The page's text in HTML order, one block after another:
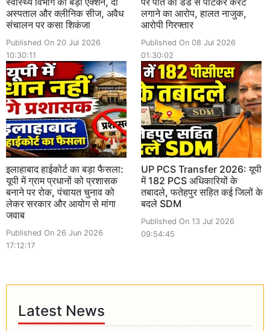
अस्पताल और क्लीनिक सीज, अवैध
संचालन पर कसा शिकंजा
Published On 20 Jul 2026
10:30:11
लगाने का आरोप, हालत नाजुक,
आरोपी गिरफ्तार
Published On 08 Jul 2026
01:30:02
इलाहाबाद हाईकोर्ट का बड़ा फैसला:
यूपी में ग्राम प्रधानों को प्रशासक
बनाने पर रोक, पंचायत चुनाव को
लेकर सरकार और आयोग से मांगा
जवाब
Published On 26 Jun 2026
17:12:17
UP PCS Transfer 2026: यूपी
में 182 PCS अधिकारियों के
तबादले, फतेहपुर सहित कई जिलों के
बदले SDM
Published On 13 Jul 2026
09:54:45
Latest News